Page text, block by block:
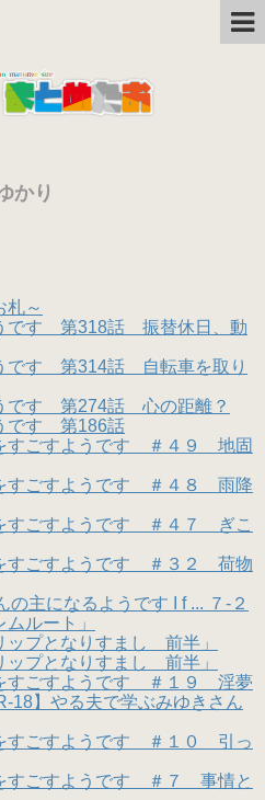
かり
札～
です 第318話 振替休日、動
です 第314話 自転車を取り
です 第274話 心の距離？
です 第186話
すごすようです ＃４９ 地固
すごすようです ＃４８ 雨降
すごすようです ＃４７ ぎこ
すごすようです ＃３２ 荷物
の主になるようです I f ... ７-２
ルート」
プとなりすまし 前半」
プとなりすまし 前半」
すごすようです ＃１９ 淫夢
】やる夫で学ぶみゆきさん
すごすようです ＃１０ 引っ
すごすようです ＃７ 事情と